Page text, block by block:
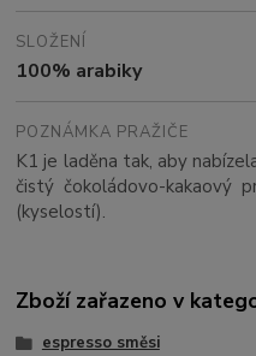
SLOŽENÍ
100% arabiky
POZNÁMKA PRAŽIČE
K1 je laděna tak, aby
čistý čokoládovo-kakaový
(kyselostí).
Zboží zařazeno v
espresso směsi